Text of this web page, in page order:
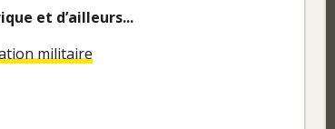
et d’ailleurs...
militaire